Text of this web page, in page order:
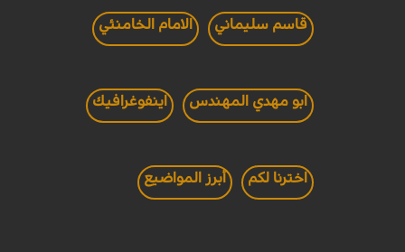
قاسم سليماني الامام الخامنئي
ابو مهدي المهندس اينفوغرافيك
اخترنا لكم أبرز المواضيع